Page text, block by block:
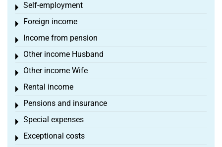
Self-employment
Toggle menu
Foreign income
Toggle menu
Income from pension
Toggle menu
Other income Husband
Toggle menu
Other income Wife
Toggle menu
Rental income
Toggle menu
Pensions and insurance
Toggle menu
Special expenses
Toggle menu
Exceptional costs
Toggle menu